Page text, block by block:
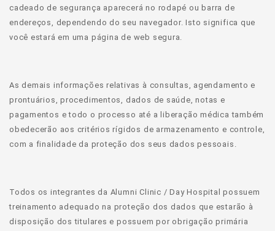
cadeado de segurança aparecerá no rodapé ou barra de
endereços, dependendo do seu navegador. Isto significa que
você estará em uma página de web segura.
As demais informações relativas à consultas, agendamento e
prontuários, procedimentos, dados de saúde, notas e
pagamentos e todo o processo até a liberação médica também
obedecerão aos critérios rígidos de armazenamento e controle,
com a finalidade da proteção dos seus dados pessoais.
Todos os integrantes da Alumni Clinic / Day Hospital possuem
treinamento adequado na proteção dos dados que estarão à
disposição dos titulares e possuem por obrigação primária